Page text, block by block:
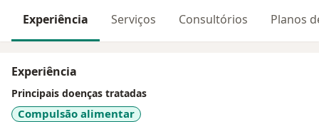
Experiência Serviços Consultórios Planos
Experiência
Principais doenças tratadas
Compulsão alimentar